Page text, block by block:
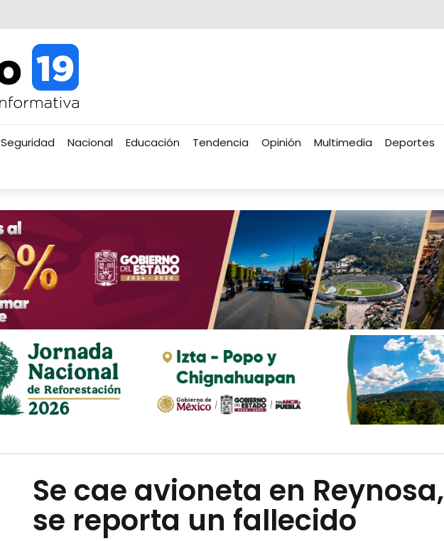
Seguridad Nacional Educación Tendencia Opinión Multimedia Deportes
Se cae avioneta en Reynosa,
se reporta un fallecido